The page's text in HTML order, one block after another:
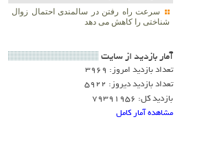
سرعت راه رفتن در سالمندی احتمال زوال
شناختی را کاهش می دهد
آمار بازديد از سايت
تعداد بازدید امروز: 3969
تعداد بازدید دیروز: 5922
بازدید کل: 79391956
مشاهده آمار کامل